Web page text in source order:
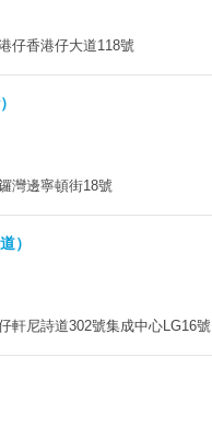
仔香港仔大道118號
灣邊寧頓街18號
）
軒尼詩道302號集成中心LG16號